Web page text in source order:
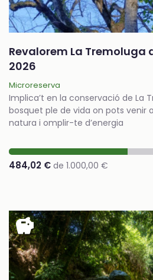
Revalorem La Tremoluga
2026
Microreserva
Implica’t en la conservació de La
bosquet ple de vida on pots venir
natura i omplir-te d’energia
484,02 € de 1.000,00 €
savings